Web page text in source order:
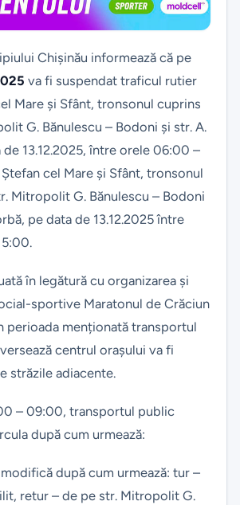
Chișinău informează că pe
va fi suspendat traficul rutier
Mare și Sfânt, tronsonul cuprins
G. Bănulescu – Bodoni și str. A.
de 13.12.2025, între orele 06:00 –
cel Mare și Sfânt, tronsonul
Mitropolit G. Bănulescu – Bodoni
pe data de 13.12.2025 între
în legătură cu organizarea și
sportive Maratonul de Crăciun
perioada menționată transportul
centrul orașului va fi
străzile adiacente.
– 09:00, transportul public
după cum urmează:
după cum urmează: tur –
retur – de pe str. Mitropolit G.